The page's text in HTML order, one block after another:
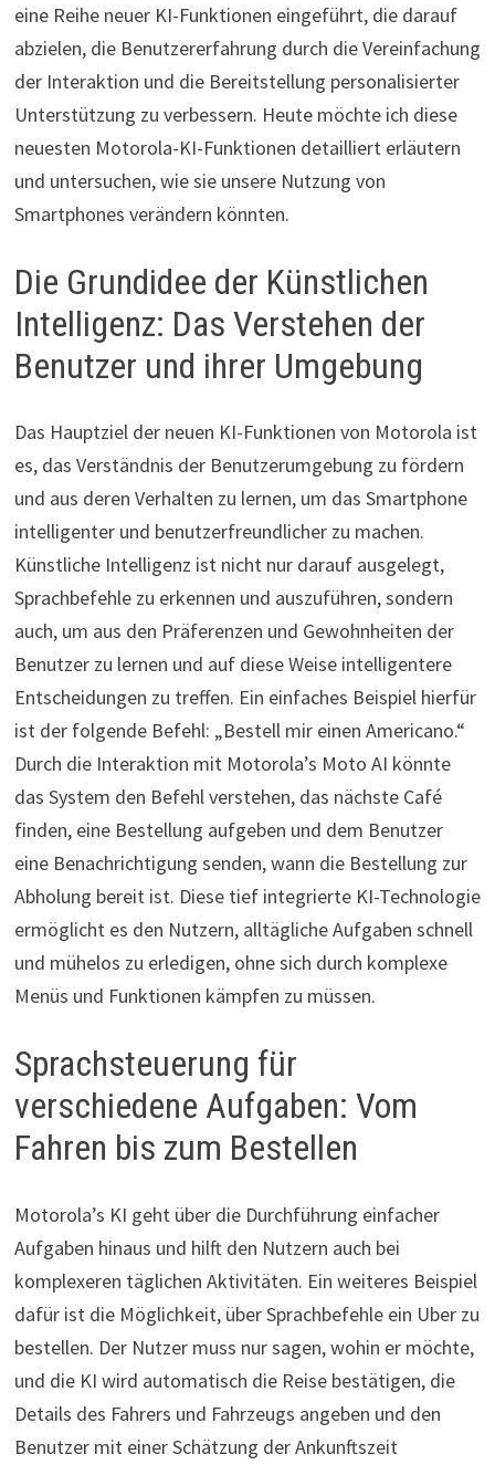
eine Reihe neuer KI-Funktionen eingeführt, die darauf
abzielen, die Benutzererfahrung durch die Vereinfachung
der Interaktion und die Bereitstellung personalisierter
Unterstützung zu verbessern. Heute möchte ich diese
neuesten Motorola-KI-Funktionen detailliert erläutern
und untersuchen, wie sie unsere Nutzung von
Smartphones verändern könnten.
Die Grundidee der Künstlichen
Intelligenz: Das Verstehen der
Benutzer und ihrer Umgebung
Das Hauptziel der neuen KI-Funktionen von Motorola ist
es, das Verständnis der Benutzerumgebung zu fördern
und aus deren Verhalten zu lernen, um das Smartphone
intelligenter und benutzerfreundlicher zu machen.
Künstliche Intelligenz ist nicht nur darauf ausgelegt,
Sprachbefehle zu erkennen und auszuführen, sondern
auch, um aus den Präferenzen und Gewohnheiten der
Benutzer zu lernen und auf diese Weise intelligentere
Entscheidungen zu treffen. Ein einfaches Beispiel hierfür
ist der folgende Befehl: „Bestell mir einen Americano.“
Durch die Interaktion mit Motorola’s Moto AI könnte
das System den Befehl verstehen, das nächste Café
finden, eine Bestellung aufgeben und dem Benutzer
eine Benachrichtigung senden, wann die Bestellung zur
Abholung bereit ist. Diese tief integrierte KI-Technologie
ermöglicht es den Nutzern, alltägliche Aufgaben schnell
und mühelos zu erledigen, ohne sich durch komplexe
Menüs und Funktionen kämpfen zu müssen.
Sprachsteuerung für
verschiedene Aufgaben: Vom
Fahren bis zum Bestellen
Motorola’s KI geht über die Durchführung einfacher
Aufgaben hinaus und hilft den Nutzern auch bei
komplexeren täglichen Aktivitäten. Ein weiteres Beispiel
dafür ist die Möglichkeit, über Sprachbefehle ein Uber zu
bestellen. Der Nutzer muss nur sagen, wohin er möchte,
und die KI wird automatisch die Reise bestätigen, die
Details des Fahrers und Fahrzeugs angeben und den
Benutzer mit einer Schätzung der Ankunftszeit